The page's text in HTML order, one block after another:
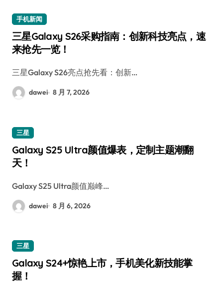
手机新闻
三星Galaxy S26采购指南：创新科技亮点，速
来抢先一览！
三星Galaxy S26亮点抢先看：创新…
dawei 8 月 7, 2026
三星
Galaxy S25 Ultra颜值爆表，定制主题潮翻
天！
Galaxy S25 Ultra颜值巅峰…
dawei 8 月 6, 2026
三星
Galaxy S24+惊艳上市，手机美化新技能掌
握！